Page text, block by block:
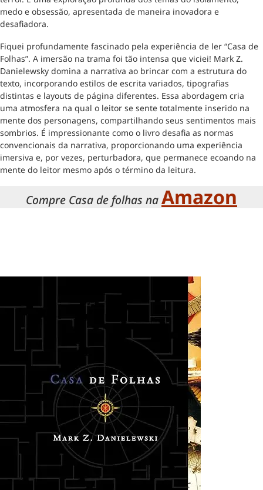
medo e obsessão, apresentada de maneira inovadora e
desafiadora.
Fiquei profundamente fascinado pela experiência de ler “Casa de
Folhas”. A imersão na trama foi tão intensa que viciei! Mark Z.
Danielewsky domina a narrativa ao brincar com a estrutura do
texto, incorporando estilos de escrita variados, tipografias
distintas e layouts de página diferentes. Essa abordagem cria
uma atmosfera na qual o leitor se sente totalmente inserido na
mente dos personagens, compartilhando seus sentimentos mais
sombrios. É impressionante como o livro desafia as normas
convencionais da narrativa, proporcionando uma experiência
imersiva e, por vezes, perturbadora, que permanece ecoando na
mente do leitor mesmo após o término da leitura.
Compre Casa de folhas naAmazon